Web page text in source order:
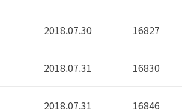
2018.07.30 16827
2018.07.31 16830
2018.07.31 16846